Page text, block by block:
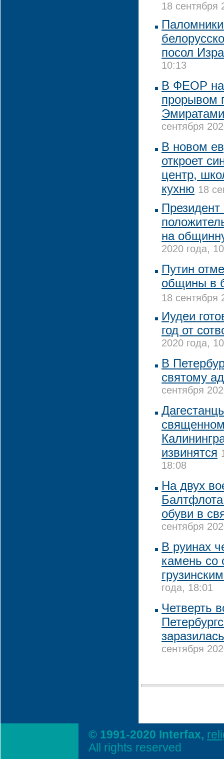
18 сентября
посол
10:13
В ФЕОР
прорывом
сентября
В новом
откроет
центр,
кухню 18
на
2020 года,
Путин
общины в
18 сентября
Иудеи
год от
2020 года,
В
святому
сентября
извинятся
18:08
На двух
обуви в
сентября
В руинах
камень со
года, 18:01
Четверть
сентября
© 1991-2020 Interfax,
All rights reserved